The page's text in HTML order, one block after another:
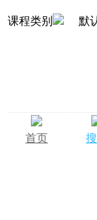
课程类别 默
首页